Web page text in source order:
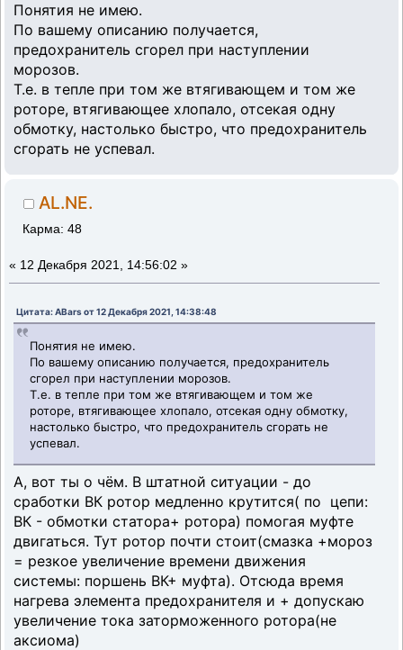
Понятия не имею.
По вашему описанию получается,
предохранитель сгорел при наступлении
морозов.
Т.е. в тепле при том же втягивающем и том же
роторе, втягивающее хлопало, отсекая одну
обмотку, настолько быстро, что предохранитель
сгорать не успевал.
AL.NE.
Карма: 48
« 12 Декабря 2021, 14:56:02 »
Цитата: ABars от 12 Декабря 2021, 14:38:48
Понятия не имею.
По вашему описанию получается, предохранитель
сгорел при наступлении морозов.
Т.е. в тепле при том же втягивающем и том же
роторе, втягивающее хлопало, отсекая одну обмотку,
настолько быстро, что предохранитель сгорать не
успевал.
А, вот ты о чём. В штатной ситуации - до
сработки ВК ротор медленно крутится( по цепи:
ВК - обмотки статора+ ротора) помогая муфте
двигаться. Тут ротор почти стоит(смазка +мороз
= резкое увеличение времени движения
системы: поршень ВК+ муфта). Отсюда время
нагрева элемента предохранителя и + допускаю
увеличение тока заторможенного ротора(не
аксиома)